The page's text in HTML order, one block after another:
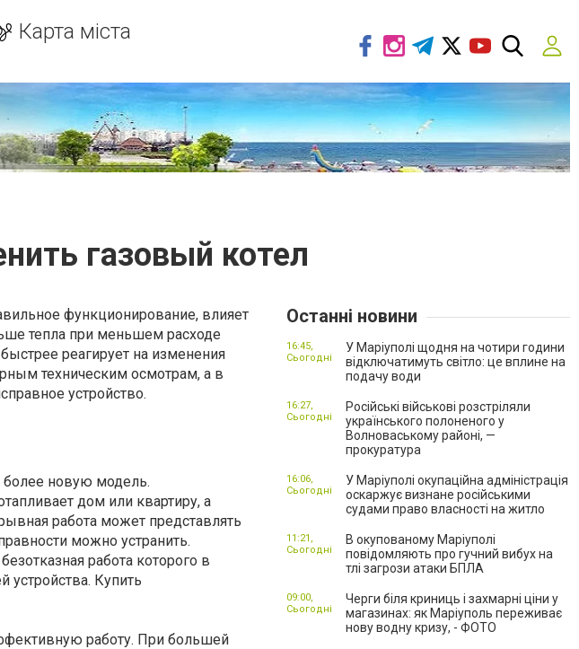
Карта міста
газовый котел
функционирование, влияет
тепла при меньшем расходе
реагирует на изменения
техническим осмотрам, а в
устройство.
более новую модель.
дом или квартиру, а
работа может представлять
можно устранить.
работа которого в
устройства. Купить
работу. При большей
Останні новини
У Маріуполі щодня на чотири години
відключатимуть світло: це вплине на
подачу води
16:45,
Сьогодні
Російські військові розстріляли
українського полоненого у
Волноваському районі, —
прокуратура
16:27,
Сьогодні
У Маріуполі окупаційна адміністрація
оскаржує визнане російськими
судами право власності на житло
16:06,
Сьогодні
В окупованому Маріуполі
повідомляють про гучний вибух на
тлі загрози атаки БПЛА
11:21,
Сьогодні
Черги біля криниць і захмарні ціни у
магазинах: як Маріуполь переживає
нову водну кризу, - ФОТО
09:00,
Сьогодні